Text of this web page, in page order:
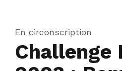
En circonscription